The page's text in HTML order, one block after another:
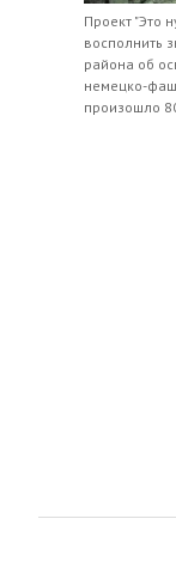
Проект "Это
восполнить
района об
немецко-
произошло